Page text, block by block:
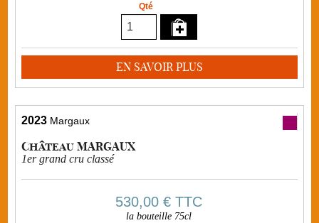
Qté
EN SAVOIR PLUS
2023 Margaux
Château MARGAUX
1er grand cru classé
530,00 € TTC
la bouteille 75cl